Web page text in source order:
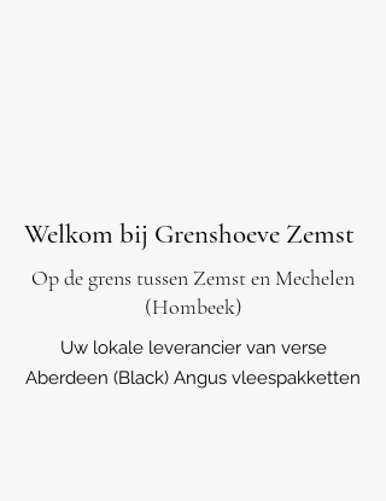
Welkom bij Grenshoeve Zemst
Op de grens tussen Zemst en Mechelen
(Hombeek)
Uw lokale leverancier van verse
Aberdeen (Black) Angus vleespakketten